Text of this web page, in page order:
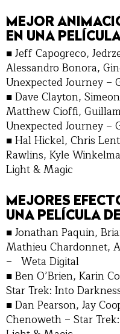
MEJOR
EN UNA
■ Jeff Capogreco,
Alessandro Bonora,
Unexpected Journey
■ Dave Clayton,
Matthew Cioffi,
Unexpected Journey
■ Hal Hickel, Chris
Rawlins, Kyle
Light & Magic
MEJORES
UNA PELÍCULA
■ Jonathan Paquin,
Mathieu Chardonnet,
– Weta Digital
■ Ben O’Brien, Karin
Star Trek: Into
■ Dan Pearson, Jay
Chenoweth – Star